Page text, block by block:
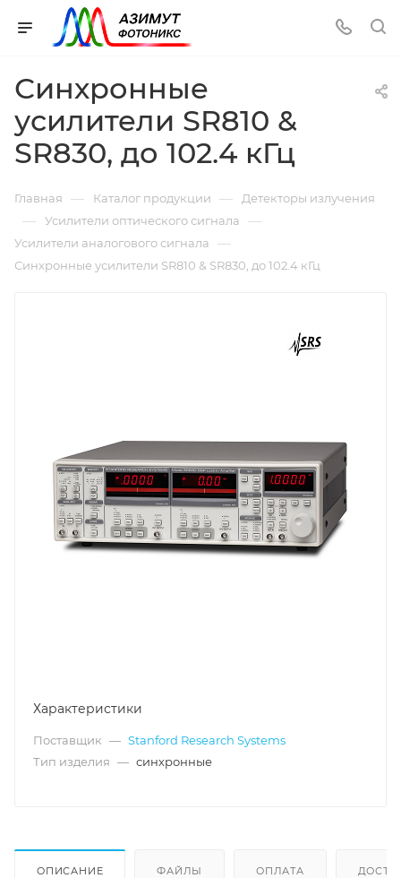
Синхронные
усилители SR810 &
SR830, до 102.4 кГц
Главная — Каталог продукции — Детекторы излучения
— Усилители оптического сигнала —
Усилители аналогового сигнала —
Синхронные усилители SR810 & SR830, до 102.4 кГц
Характеристики
Поставщик — Stanford Research Systems
Тип изделия — синхронные
ОПИСАНИЕ ФАЙЛЫ ОПЛАТА